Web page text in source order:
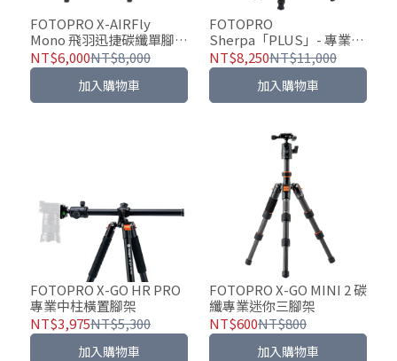
FOTOPRO X-AIRFly
Mono 飛羽迅捷碳纖單腳架
【腳踏款】
NT$6,000NT$8,000
加入購物車
FOTOPRO
Sherpa「PLUS」- 專業碳
纖維探索系列腳架｜
sherpaplus【贈迷你補光
NT$8,250NT$11,000
加入購物車
FOTOPRO X-GO HR PRO
專業中柱橫置腳架
NT$3,975NT$5,300
加入購物車
FOTOPRO X-GO MINI 2 碳
纖專業迷你三腳架
NT$600NT$800
加入購物車